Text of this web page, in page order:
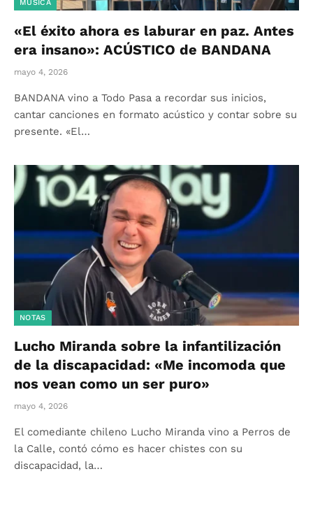
MÚSICA
«El éxito ahora es laburar en paz. Antes
era insano»: ACÚSTICO de BANDANA
mayo 4, 2026
BANDANA vino a Todo Pasa a recordar sus inicios,
cantar canciones en formato acústico y contar sobre su
presente. «El…
NOTAS
Lucho Miranda sobre la infantilización
de la discapacidad: «Me incomoda que
nos vean como un ser puro»
mayo 4, 2026
El comediante chileno Lucho Miranda vino a Perros de
la Calle, contó cómo es hacer chistes con su
discapacidad, la…